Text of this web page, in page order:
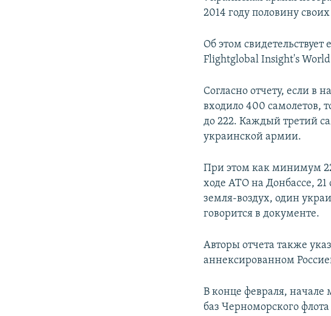
2014 году половину
Об этом
Flightglobal Insight's
Согласно отчету, если в
входило 400 самолетов,
до 222. Каждый третий
украинской армии.
При этом как минимум
ходе АТО на Донбассе, 21
земля-воздух, один
говорится в документе.
Авторы отчета также
аннексированном
В конце февраля,
баз Черноморского